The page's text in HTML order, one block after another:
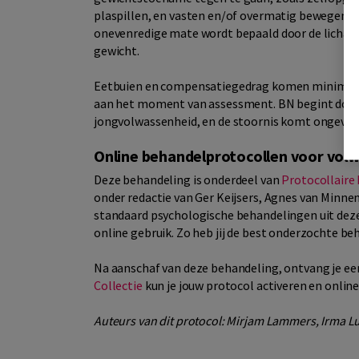
plaspillen, en vasten en/of overmatig bewegen.
onevenredige mate wordt bepaald door de
gewicht.
Eetbuien en compensatiegedrag komen
aan het moment van assessment. BN begint
jongvolwassenheid, en de stoornis komt
Online behandelprotocollen voor
Deze behandeling is onderdeel van Protocollaire
onder redactie van Ger Keijsers, Agnes van
standaard psychologische behandelingen uit
online gebruik. Zo heb jij de best onderzochte
Na aanschaf van deze behandeling, ontvang je
Collectie kun je jouw protocol activeren en
Auteurs van dit protocol: Mirjam Lammers, Irma